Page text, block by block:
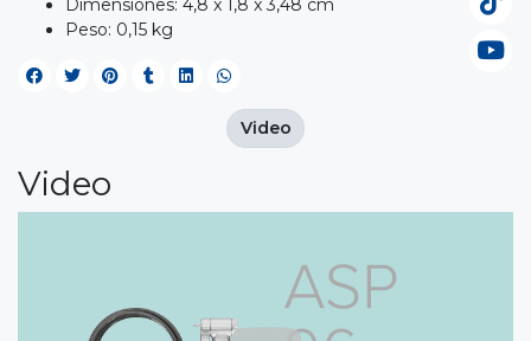
Dimensiones: 4,8 x 1,8 x 3,48 cm
Peso: 0,15 kg
Video
Video